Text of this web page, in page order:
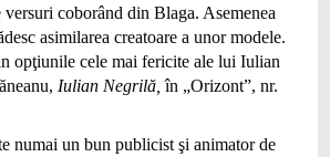
coborând din Blaga. Asemenea
asimilarea creatoare a unor modele.
opţiunile cele mai fericite ale lui Iulian
Iulian Negrilă, în „Orizont”, nr.
numai un bun publicist şi animator de